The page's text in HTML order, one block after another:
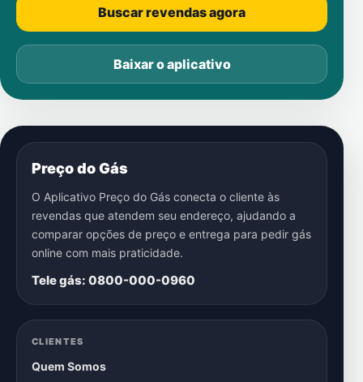
Buscar revendas agora
Baixar o aplicativo
Preço do Gás
O Aplicativo Preço do Gás conecta o cliente às
revendas que atendem seu endereço, ajudando a
comparar opções de preço e entrega para pedir gás
online com mais praticidade.
Tele gás: 0800-000-0960
CLIENTES
Quem Somos